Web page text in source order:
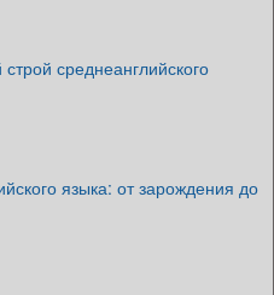
среднеанглийского
языка: от зарождения до